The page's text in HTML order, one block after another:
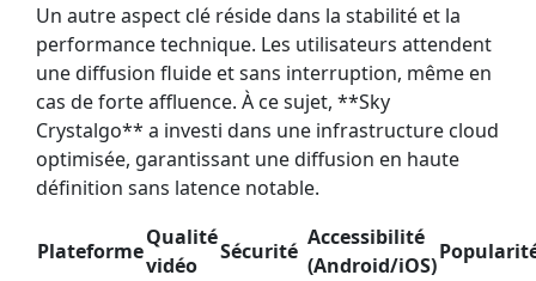
Un autre aspect clé réside dans la stabilité et la
performance technique. Les utilisateurs attendent
une diffusion fluide et sans interruption, même en
cas de forte affluence. À ce sujet, **Sky
Crystalgo** a investi dans une infrastructure cloud
optimisée, garantissant une diffusion en haute
définition sans latence notable.
Plateforme
Qualité
vidéo
Sécurité
Accessibilité
(Android/iOS)